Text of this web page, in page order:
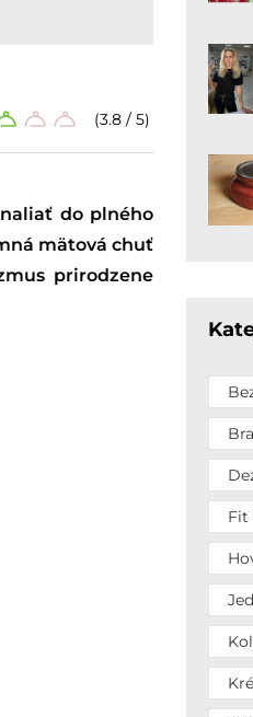
(3.8 / 5)
do plného
mätová chuť
prirodzene
Fit